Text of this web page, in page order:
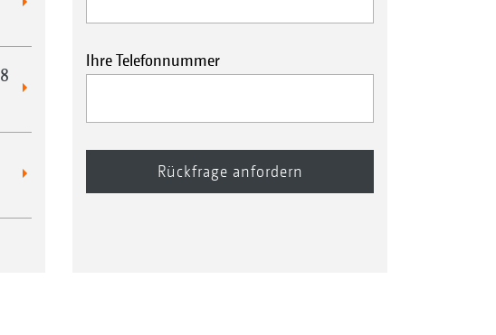
Ihre Telefonnummer